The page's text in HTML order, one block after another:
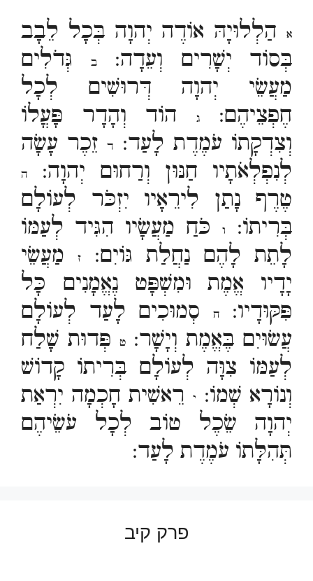
א
הַלְלוּיָהּ אוֹדֶה יְהוָה בְּכָל לֵבָב
בְּסוֹד יְשָׁרִים וְעֵדָה:ב
גְּדֹלִים
מַעֲשֵׂי יְהוָה דְּרוּשִׁים לְכָל
חֶפְצֵיהֶם:ג
הוֹד וְהָדָר פָּעֳלוֹ
וְצִדְקָתוֹ עֹמֶדֶת לָעַד:
ד זֵכֶר עָשָׂה
לְנִפְלְאֹתָיו חַנּוּן וְרַחוּם יְהוָה:
ה
טֶרֶף נָתַן לִירֵאָיו יִזְכֹּר לְעוֹלָם
בְּרִיתוֹ:
ו
כֹּחַ מַעֲשָׂיו הִגִּיד לְעַמּוֹ
לָתֵת לָהֶם נַחֲלַת גּוֹיִם:
ז
מַעֲשֵׂי
יָדָיו אֱמֶת וּמִשְׁפָּט נֶאֱמָנִים כָּל
פִּקּוּדָיו:ח
סְמוּכִים לָעַד לְעוֹלָם
עֲשׂוּיִם בֶּאֱמֶת וְיָשָׁר:ט פְּדוּת שָׁלַח
לְעַמּוֹ צִוָּה לְעוֹלָם בְּרִיתוֹ קָדוֹשׁ
וְנוֹרָא שְׁמוֹ:
י
רֵאשִׁית חָכְמָה יִרְאַת
יְהוָה שֵׂכֶל טוֹב לְכָל עֹשֵׂיהֶם
תְּהִלָּתוֹ עֹמֶדֶת לָעַד:
פרק קיב